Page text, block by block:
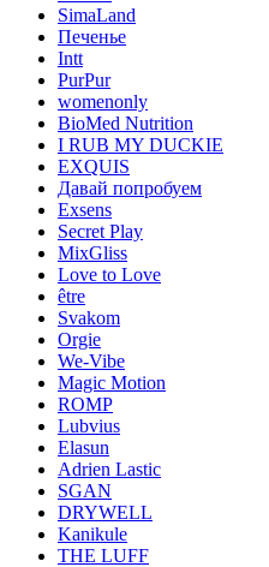
SimaLand
Печенье
Intt
PurPur
womenonly
BioMed Nutrition
I RUB MY DUCKIE
EXQUIS
Давай попробуем
Exsens
Secret Play
MixGliss
Love to Love
être
Svakom
Orgie
We-Vibe
Magic Motion
ROMP
Lubvius
Elasun
Adrien Lastic
SGAN
DRYWELL
Kanikule
THE LUFF